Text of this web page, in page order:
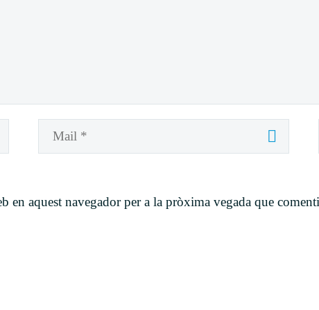
en aquest navegador per a la pròxima vegada que